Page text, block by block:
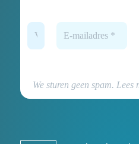
We sturen geen spam.